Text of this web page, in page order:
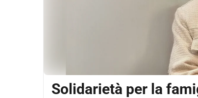
Solidarietà per la